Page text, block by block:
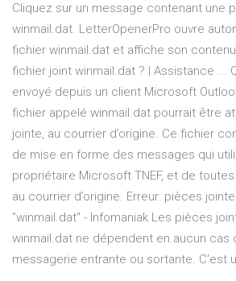
Cliquez sur un message contenant une
winmail.dat. LetterOpenerPro ouvre
fichier winmail.dat et affiche son
fichier joint winmail.dat ? | Assistance ...
envoyé depuis un client Microsoft
fichier appelé winmail.dat pourrait être
jointe, au courrier d’origine. Ce fichier
de mise en forme des messages qui
propriétaire Microsoft TNEF, et de
au courrier d’origine. Erreur: pièces
"winmail.dat" - Infomaniak Les pièces
winmail.dat ne dépendent en aucun cas
messagerie entrante ou sortante. C'est